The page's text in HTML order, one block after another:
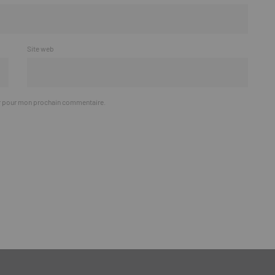
Site web
mon prochain commentaire.